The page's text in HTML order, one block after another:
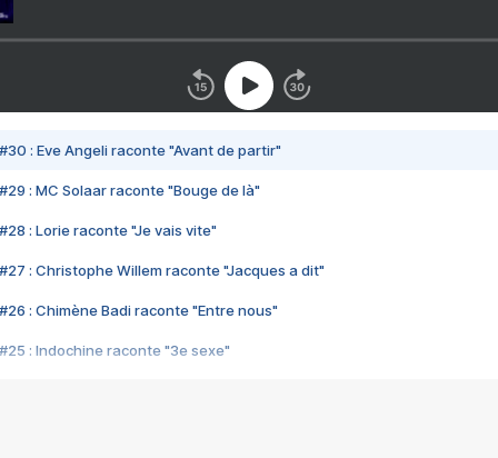
#30 : Eve Angeli raconte "Avant de partir"
#29 : MC Solaar raconte "Bouge de là"
#28 : Lorie raconte "Je vais vite"
#27 : Christophe Willem raconte "Jacques a dit"
#26 : Chimène Badi raconte "Entre nous"
#25 : Indochine raconte "3e sexe"